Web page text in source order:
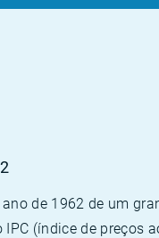
de 1962 de um
(índice de preços